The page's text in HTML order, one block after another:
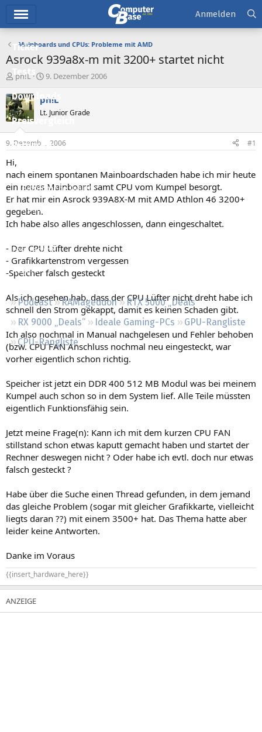
Ticker
Tests
Downloads
Preisvergleich
Forum
Aktuelles
Empfohlene Inhalte
Neue Beiträge
Neueste Aktivitäten
Leserartikel
Regeln
Podcast RAMageddon
RTX 5000 „Deals“
RX 9000 „Deals“
Ideale Gaming-PCs
GPU-Rangliste
CPU-Rangliste
Anmelden
Mainboards und CPUs: Probleme mit AMD
Asrock 939a8x-m mit 3200+ startet nicht
E
s
t
e
l
e
ph!L
E
s
e
t
9. Dezember 2006
ph!L
Lt. Junior Grade
9. Dezember 2006 #1
Hi,
nach einem spontanen Mainboardschaden habe ich mir heute
ein neues Mainboard samt CPU vom Kumpel besorgt.
Er hat mir ein Asrock 939A8X-M mit AMD Athlon 46 3200+
gegeben.
Ich habe also alles angeschlossen, dann eingeschaltet.
- Der CPU Lüfter drehte nicht
- Grafikkartenstrom vergessen
-Speicher falsch gesteckt
Als ich gesehen hab, dass der CPU Lüfter nicht dreht habe ich
schnell den Strom gekappt, damit es keinen Schaden gibt.
Ich also nochmal in Manual nachgelesen und Fehler behoben
(bzw. CPU FAN Anschluss nochmal neu eingesteckt, war
vorher eigentlich schon richtig.
Speicher ist jetzt ein DDR 400 512 MB Modul was bei meinem
Kumpel auch schon so in dem System lief. Alle Teile müssten
eigentlich Funktionsfähig sein.
Jetzt meine Frage(n): Kann ich mit dem kurzen CPU FAN
stillstand schon etwas kaputt gemacht haben und startet der
Rechner deswegen nicht ? Oder habe ich evtl. doch nur etwas
falsch gesteckt ?
Habe über die Suche einen Thread gefunden, in dem jemand
das gleiche Problem (sogar mit gleicher Grafikkarte, vielleicht
liegts daran ??) mit einem 3500+ hat. Das Thema hatte aber
leider keine Antworten.
Danke im Voraus
{{insert_hardware_here}}